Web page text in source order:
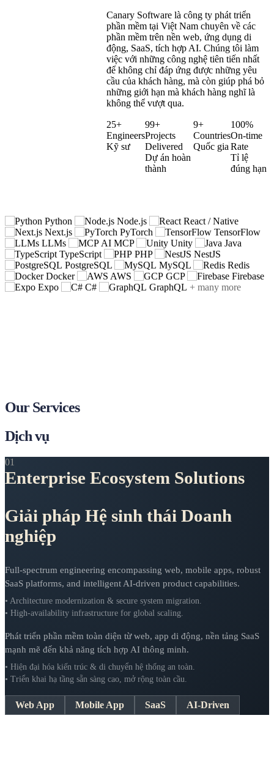
Canary Software là công ty phát triển
phần mềm tại Việt Nam chuyên về các
phần mềm trên nền web, ứng dụng di
động, SaaS, tích hợp AI. Chúng tôi làm
việc với những công nghệ tiên tiến nhất
để không chỉ đáp ứng được những yêu
cầu của khách hàng, mà còn giúp phá bỏ
những giới hạn mà khách hàng nghĩ là
không thể vượt qua.
25+
Engineers
Kỹ sư
99+
Projects
Delivered
Dự án hoàn
thành
9+
Countries
Quốc gia
100%
On-time
Rate
Tỉ lệ
đúng hạn
Python
Node.js
React / Native
Next.js
PyTorch
TensorFlow
LLMs
AI MCP Unity
Java
TypeScript
PHP
NestJS
PostgreSQL
MySQL
Redis
Docker
AWS GCP
Firebase
Expo
C# GraphQL + many more
Our Services
Dịch vụ
01
Enterprise Ecosystem Solutions
Giải pháp Hệ sinh thái Doanh
nghiệp
Full-spectrum engineering encompassing web, mobile apps, robust
SaaS platforms, and intelligent AI-driven product capabilities.
• Architecture modernization & secure system migration.
• High-availability infrastructure for global scaling.
Phát triển phần mềm toàn diện từ web, app di động, nền tảng SaaS
mạnh mẽ đến khả năng tích hợp AI thông minh.
• Hiện đại hóa kiến trúc & di chuyển hệ thống an toàn.
• Triển khai hạ tầng sẵn sàng cao, mở rộng toàn cầu.
Web App Mobile App SaaS AI-Driven